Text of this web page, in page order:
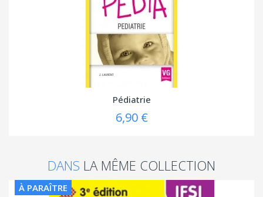
Pédiatrie
6,90 €
DANS LA MÊME COLLECTION
À PARAÎTRE